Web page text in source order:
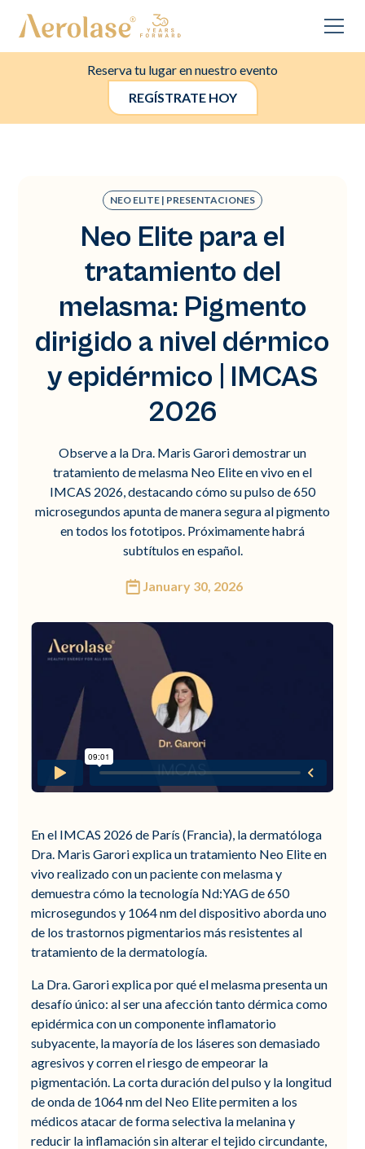
Reserva tu lugar en nuestro evento
REGÍSTRATE HOY
NEO ELITE | PRESENTACIONES
Neo Elite para el
tratamiento del
melasma: Pigmento
dirigido a nivel dérmico
y epidérmico | IMCAS
2026
Observe a la Dra. Maris Garori demostrar un
tratamiento de melasma Neo Elite en vivo en el
IMCAS 2026, destacando cómo su pulso de 650
microsegundos apunta de manera segura al pigmento
en todos los fototipos. Próximamente habrá
subtítulos en español.
January 30, 2026
En el IMCAS 2026 de París (Francia), la dermatóloga
Dra. Maris Garori explica un tratamiento Neo Elite en
vivo realizado con un paciente con melasma y
demuestra cómo la tecnología Nd:YAG de 650
microsegundos y 1064 nm del dispositivo aborda uno
de los trastornos pigmentarios más resistentes al
tratamiento de la dermatología.
La Dra. Garori explica por qué el melasma presenta un
desafío único: al ser una afección tanto dérmica como
epidérmica con un componente inflamatorio
subyacente, la mayoría de los láseres son demasiado
agresivos y corren el riesgo de empeorar la
pigmentación. La corta duración del pulso y la longitud
de onda de 1064 nm del Neo Elite permiten a los
médicos atacar de forma selectiva la melanina y
reducir la inflamación sin alterar el tejido circundante,